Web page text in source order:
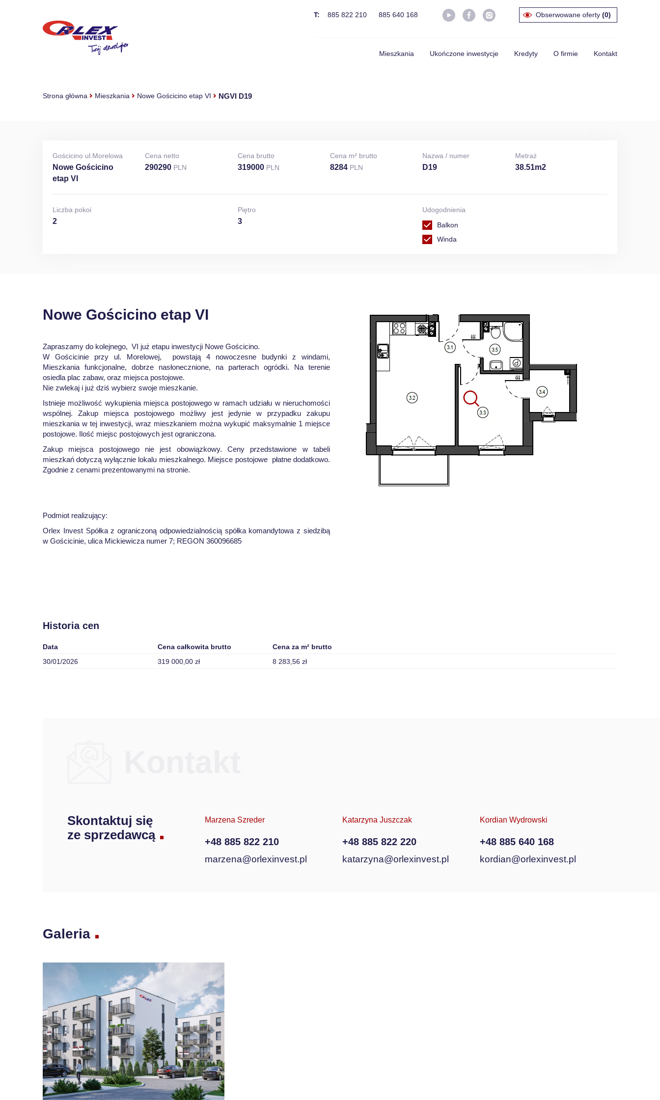
T: 885 822 210 885 640 168 Obserwowane oferty (0)
Mieszkania Ukończone inwestycje Kredyty O firmie Kontakt
Strona główna Mieszkania Nowe Gościcino etap VI NGVI D19
Gościcino ul.Morelowa
Nowe Gościcino
etap VI
Cena netto
290290 PLN
Cena brutto
319000PLN
Cena m² brutto
8284PLN
Nazwa / numer
D19
Metraż
38.51m2
Liczba pokoi
2
Piętro
3
Udogodnienia
Balkon
Winda
Nowe Gościcino etap VI
Zapraszamy do kolejnego, VI już etapu inwestycji Nowe Gościcino.
W Gościcinie przy ul. Morelowej, powstają 4 nowoczesne budynki z windami,
Mieszkania funkcjonalne, dobrze nasłonecznione, na parterach ogródki. Na terenie
osiedla plac zabaw, oraz miejsca postojowe.
Nie zwlekaj i już dziś wybierz swoje mieszkanie.
Istnieje możliwość wykupienia miejsca postojowego w ramach udziału w nieruchomości
wspólnej. Zakup miejsca postojowego możliwy jest jedynie w przypadku zakupu
mieszkania w tej inwestycji, wraz mieszkaniem można wykupić maksymalnie 1 miejsce
postojowe. Ilość miejsc postojowych jest ograniczona.
Zakup miejsca postojowego nie jest obowiązkowy. Ceny przedstawione w tabeli
mieszkań dotyczą wyłącznie lokalu mieszkalnego. Miejsce postojowe płatne dodatkowo.
Zgodnie z cenami prezentowanymi na stronie.
Podmiot realizujący:
Orlex Invest Spółka z ograniczoną odpowiedzialnością spółka komandytowa z siedzibą
w Gościcinie, ulica Mickiewicza numer 7; REGON 360096685
Historia cen
Data Cena całkowita brutto
Cena za m² brutto
30/01/2026
319 000,00 zł 8 283,56 zł
Skontaktuj się
ze sprzedawcą
Marzena Szreder
+48 885 822 210
marzena@orlexinvest.pl
Katarzyna Juszczak
+48 885 822 220
katarzyna@orlexinvest.pl
Kordian Wydrowski
+48 885 640 168
kordian@orlexinvest.pl
Galeria